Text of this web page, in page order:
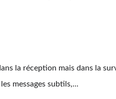
la réception mais dans la
messages subtils,...